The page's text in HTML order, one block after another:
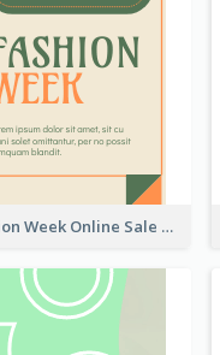
Fashion Week Online Sale Skyscraper Banner